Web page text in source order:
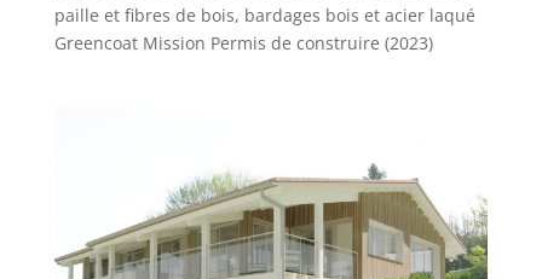
paille et fibres de bois, bardages bois et acier laqué
Greencoat Mission Permis de construire (2023)